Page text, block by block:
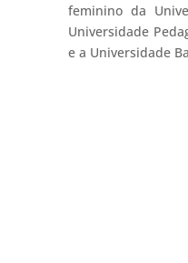
feminino da
Universidade
e a Universidade